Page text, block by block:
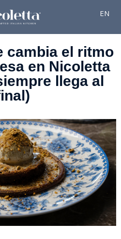
EN
cambia el ritmo
en Nicoletta
llega al